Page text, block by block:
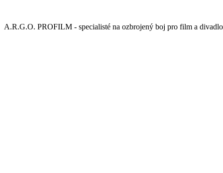
A.R.G.O. PROFILM - specialisté na ozbrojený boj pro film a divadlo